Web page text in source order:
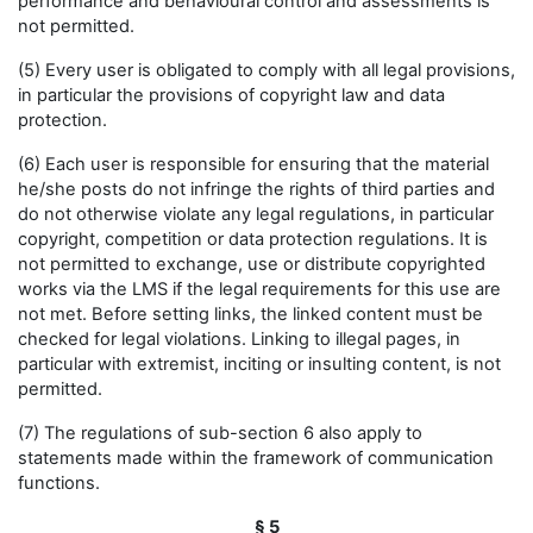
not permitted.
(5) Every user is obligated to comply with all legal provisions,
in particular the provisions of copyright law and data
protection.
(6) Each user is responsible for ensuring that the material
he/she posts do not infringe the rights of third parties and
do not otherwise violate any legal regulations, in particular
copyright, competition or data protection regulations. It is
not permitted to exchange, use or distribute copyrighted
works via the LMS if the legal requirements for this use are
not met. Before setting links, the linked content must be
checked for legal violations. Linking to illegal pages, in
particular with extremist, inciting or insulting content, is not
permitted.
(7) The regulations of sub-section 6 also apply to
statements made within the framework of communication
functions.
§ 5